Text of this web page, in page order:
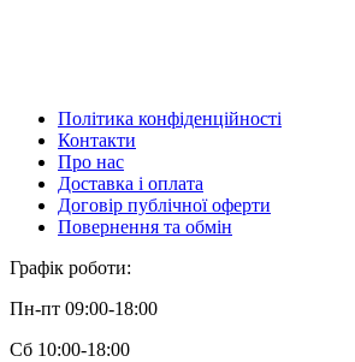
Політика конфіденційності
Контакти
Про нас
Доставка і оплата
Договір публічної оферти
Повернення та обмін
Графік роботи:
Пн-пт 09:00-18:00
Сб 10:00-18:00